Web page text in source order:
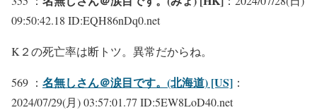
09:50:42.18 ID:EQH86nDq0.net
K２の死亡率は断トツ。異常だからね。
569 ： 名無しさん＠涙目です。(北海道) [US] ：
2024/07/29(月) 03:57:01.77 ID:5EW8LoD40.net